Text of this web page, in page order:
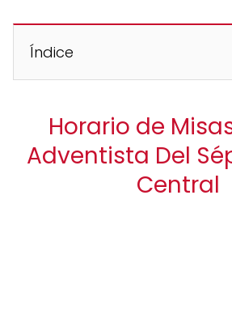
Índice
Horario de
Adventista Del
Central